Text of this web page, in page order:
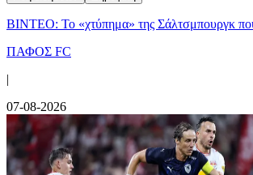
ΒΙΝΤΕΟ: Το «χτύπημα» της Σάλτσμπουργκ
ΠΑΦΟΣ FC
|
07-08-2026